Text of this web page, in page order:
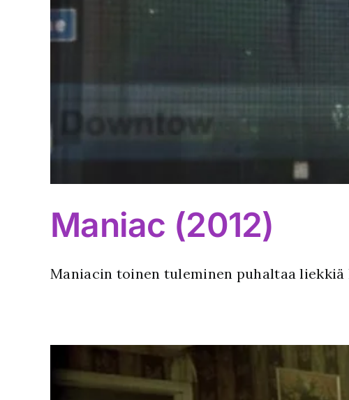
Maniac (2012)
Maniacin toinen tuleminen puhaltaa liekkiä